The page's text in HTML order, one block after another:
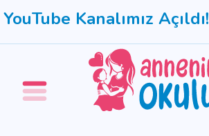
YouTube Kanalımız Açıldı!